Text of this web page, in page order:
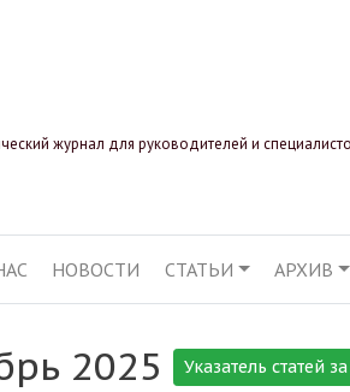
журнал для руководителей и
НОВОСТИ СТАТЬИ АРХИВ
2025 Указатель статей